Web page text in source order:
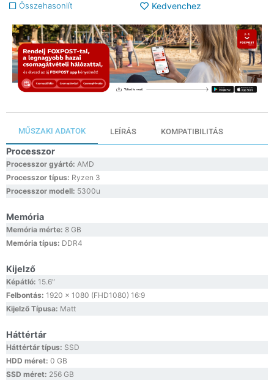
Összehasonlít Kedvenchez
MŰSZAKI ADATOK LEÍRÁS KOMPATIBILITÁS
Processzor
Processzor gyártó: AMD
Processzor típus: Ryzen 3
Processzor modell: 5300u
Memória
Memória mérte: 8 GB
Memória típus: DDR4
Kijelző
Képátló: 15.6″
Felbontás: 1920 x 1080 (FHD1080) 16:9
Kijelző Típusa: Matt
Háttértár
Háttértár típus: SSD
HDD méret: 0 GB
SSD méret: 256 GB